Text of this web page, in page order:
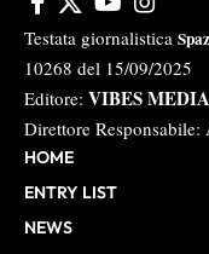
Testata giornalistica
10268 del 15/09/2025
Editore: VIBES
Direttore
HOME
ENTRY LIST
NEWS